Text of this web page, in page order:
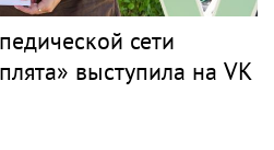
сети
выступила на VK